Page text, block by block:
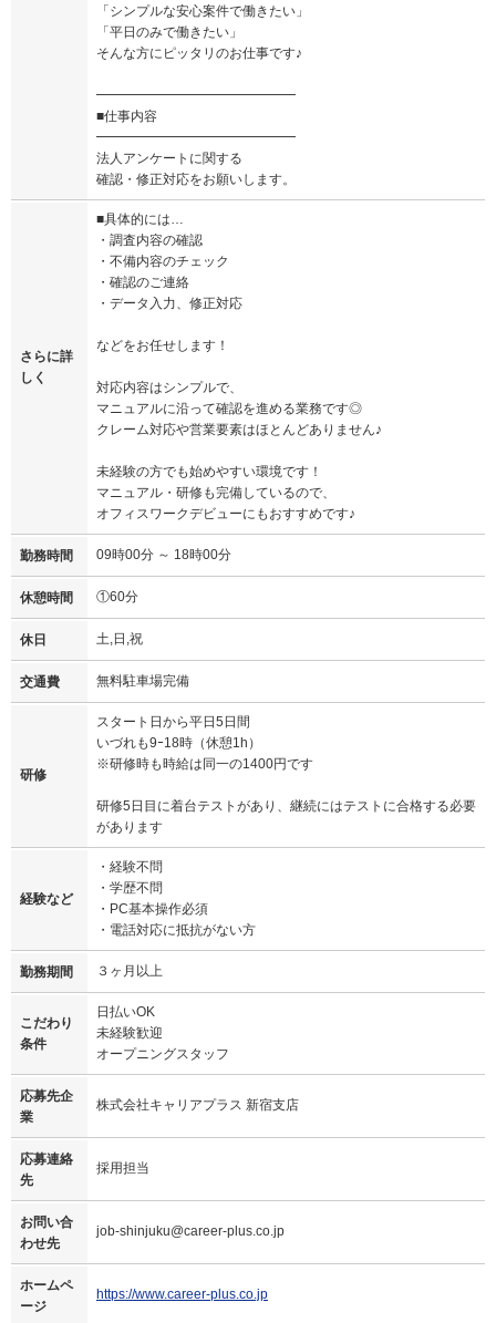
「シンプルな安心案件で働きたい」
「平日のみで働きたい」
そんな方にピッタリのお仕事です♪
━━━━━━━━━━━━━━━
■仕事内容
━━━━━━━━━━━━━━━
法人アンケートに関する
確認・修正対応をお願いします。
さらに詳
しく
■具体的には…
・調査内容の確認
・不備内容のチェック
・確認のご連絡
・データ入力、修正対応
などをお任せします！
対応内容はシンプルで、
マニュアルに沿って確認を進める業務です◎
クレーム対応や営業要素はほとんどありません♪
未経験の方でも始めやすい環境です！
マニュアル・研修も完備しているので、
オフィスワークデビューにもおすすめです♪
勤務時間 09時00分 ～ 18時00分
休憩時間 ①60分
休日 土,日,祝
交通費 無料駐車場完備
研修
スタート日から平日5日間
いづれも9ｰ18時（休憩1h）
※研修時も時給は同一の1400円です
研修5日目に着台テストがあり、継続にはテストに合格する必要
があります
経験など
・経験不問
・学歴不問
・PC基本操作必須
・電話対応に抵抗がない方
勤務期間 ３ヶ月以上
こだわり
条件
日払いOK
未経験歓迎
オープニングスタッフ
応募先企
業
株式会社キャリアプラス 新宿支店
応募連絡
先
採用担当
お問い合
わせ先
job-shinjuku@career-plus.co.jp
ホームペ
ージ
https://www.career-plus.co.jp